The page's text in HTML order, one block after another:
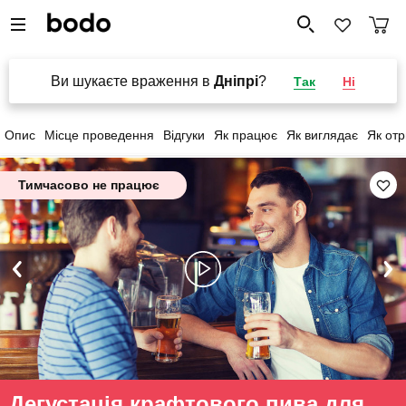
Ви шукаєте враження в Дніпрі? Так Ні
Опис Місце проведення Відгуки Як працює Як виглядає Як
Тимчасово не працює